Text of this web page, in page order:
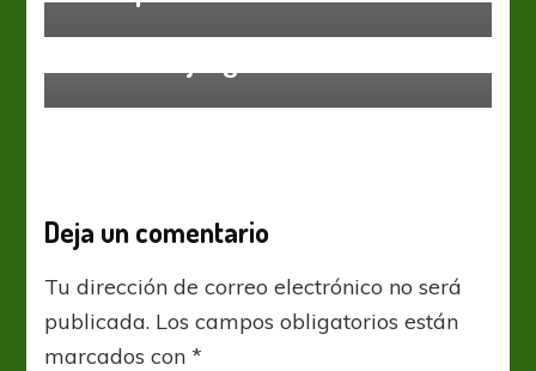
Deja un comentario
Tu dirección de correo electrónico no será
publicada. Los campos obligatorios están
marcados con*